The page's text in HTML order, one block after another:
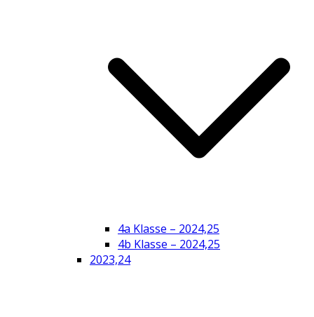
4a Klasse – 2024,25
4b Klasse – 2024,25
2023,24